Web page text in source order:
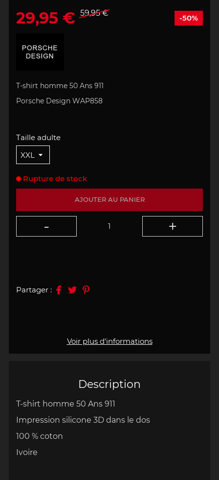
Description
T-shirt homme 50 Ans 911
Impression silicone 3D dans le dos
100 % coton
Ivoire
29,95 € 59,95 € -50%
T-shirt homme 50 Ans 911
Porsche Design WAP858
Voir plus d'informations
Taille adulte
AJOUTER AU PANIER
Rupture de stock
Partager :